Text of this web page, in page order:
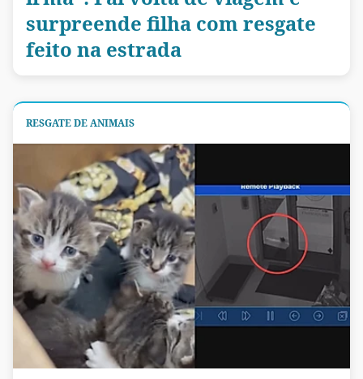
surpreende filha com resgate
feito na estrada
RESGATE DE ANIMAIS